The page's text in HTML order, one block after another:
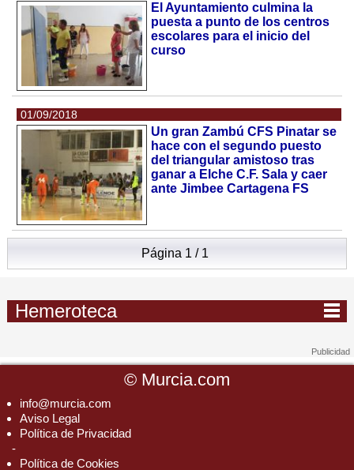
El Ayuntamiento culmina la
puesta a punto de los centros
escolares para el inicio del
curso
01/09/2018
Un gran Zambú CFS Pinatar se
hace con el segundo puesto
del triangular amistoso tras
ganar a Elche C.F. Sala y caer
ante Jimbee Cartagena FS
Página 1 / 1
Hemeroteca
© Murcia.com
info@murcia.com
Aviso Legal
Política de Privacidad
-
Política de Cookies